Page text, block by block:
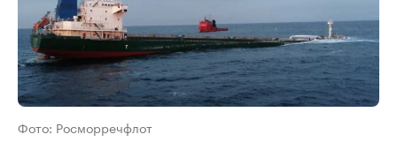
Фото: Росморречфлот